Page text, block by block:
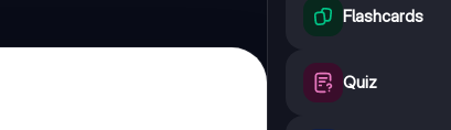
Flashcards
Quiz